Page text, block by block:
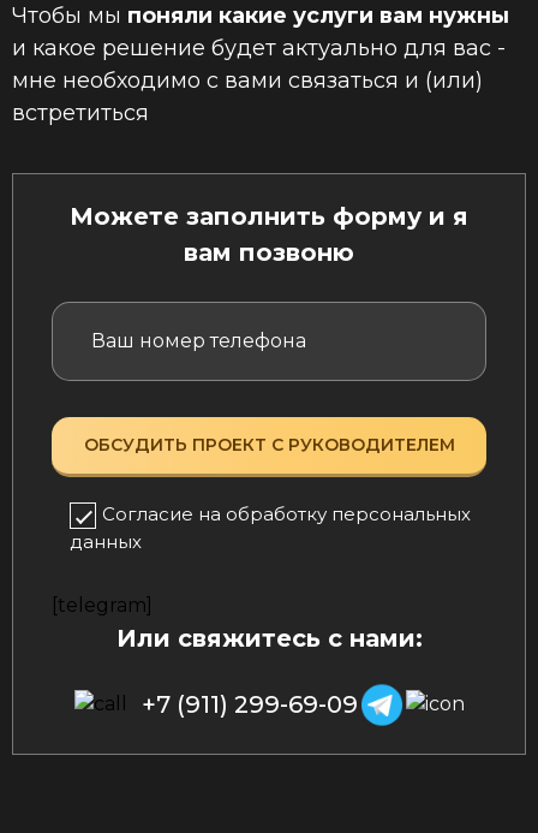
Чтобы мы поняли какие услуги вам нужны
и какое решение будет актуально для вас -
мне необходимо с вами связаться и (или)
встретиться
Можете заполнить форму и я
вам позвоню
Согласие на обработку персональных
данных
[telegram]
Или свяжитесь с нами:
+7 (911) 299-69-09